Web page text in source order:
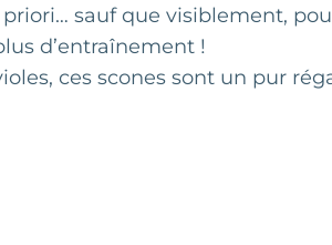
priori… sauf que visiblement,
d’entraînement !
ces scones sont un pur